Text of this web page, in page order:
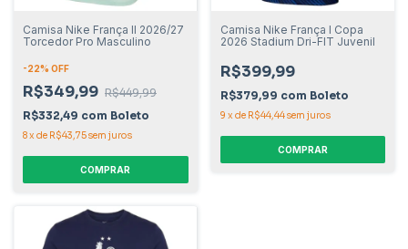
Camisa Nike França II 2026/27
Torcedor Pro Masculino
-22% OFF
R$349,99 R$449,99
R$332,49 com Boleto
8x de R$43,75sem juros
COMPRAR
Camisa Nike França I Copa
2026 Stadium Dri-FIT Juvenil
R$399,99
R$379,99 com Boleto
9 x de R$44,44sem juros
COMPRAR